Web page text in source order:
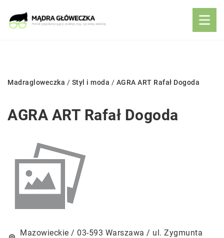
Madragloweczka / Styl i moda / AGRA ART Rafał Dogoda
AGRA ART Rafał Dogoda
Mazowieckie / 03-593 Warszawa / ul. Zygmunta